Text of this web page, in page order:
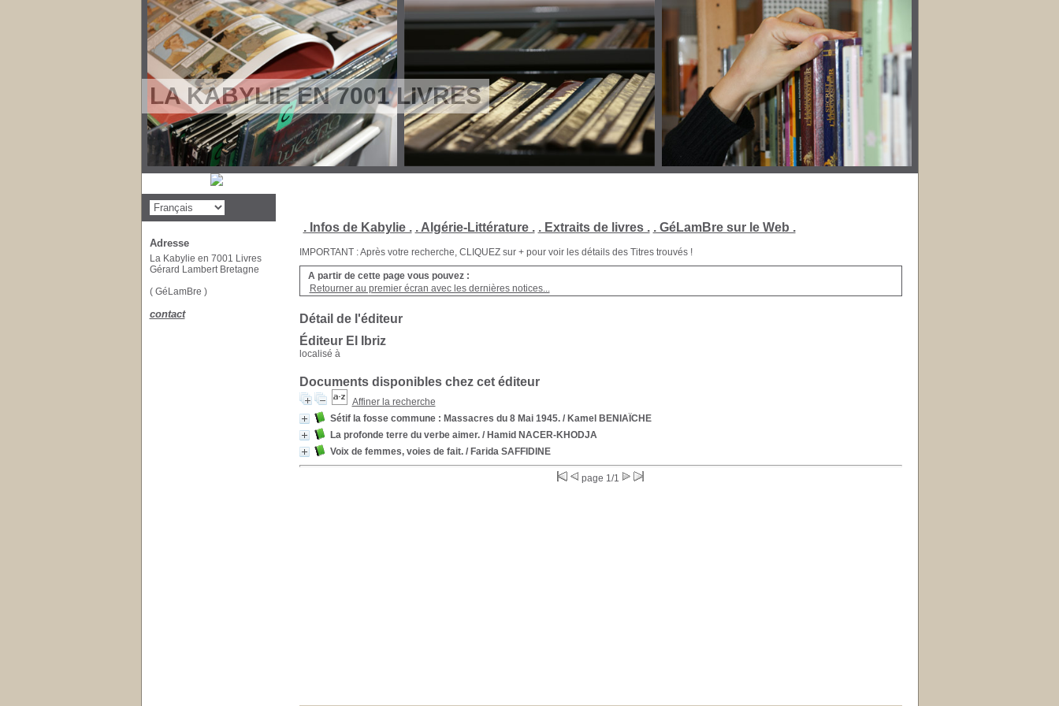
LA KABYLIE EN 7001 LIVRES
. Infos de Kabylie . . Algérie-Littérature . . Extraits de livres . . GéLamBre sur le Web .
IMPORTANT : Après votre recherche, CLIQUEZ sur + pour voir les détails des Titres trouvés !
A partir de cette page vous pouvez :
Retourner au premier écran avec les dernières notices...
Détail de l'éditeur
Éditeur El Ibriz
localisé à
Documents disponibles chez cet éditeur
Affiner la recherche
Sétif la fosse commune : Massacres du 8 Mai 1945./ Kamel BENIAÏCHE
La profonde terre du verbe aimer./ Hamid NACER-KHODJA
Voix de femmes, voies de fait./ Farida SAFFIDINE
page 1/1
Adresse
La Kabylie en 7001 Livres
Gérard Lambert Bretagne
( GéLamBre )
contact